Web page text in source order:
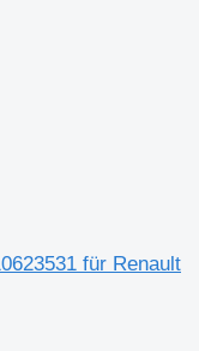
für Renault